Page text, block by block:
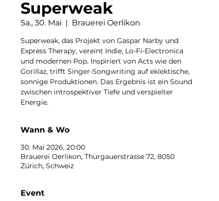
Superweak
Sa., 30. Mai
  |
Brauerei Oerlikon
Superweak, das Projekt von Gaspar Narby und
Express Therapy, vereint Indie, Lo-Fi-Electronica
und modernen Pop. Inspiriert von Acts wie den
Gorillaz, trifft Singer-Songwriting auf eklektische,
sonnige Produktionen. Das Ergebnis ist ein Sound
zwischen introspektiver Tiefe und verspielter
Energie.
Wann & Wo
30. Mai 2026, 20:00
Brauerei Oerlikon, Thurgauerstrasse 72, 8050
Zürich, Schweiz
Event